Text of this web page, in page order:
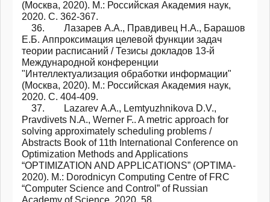
(Москва, 2020). М.: Российская Академия наук,
2020. С. 362-367.
36. Лазарев А.А., Правдивец Н.А., Барашов
Е.Б. Аппроксимация целевой функции задач
теории расписаний / Тезисы докладов 13-й
Международной конференции
"Интеллектуализация обработки информации"
(Москва, 2020). М.: Российская Академия наук,
2020. С. 404-409.
37. Lazarev А.А., Lemtyuzhnikova D.V.,
Pravdivets N.A., Werner F.. A metric approach for
solving approximately scheduling problems /
Abstracts Book of 11th International Conference on
Optimization Methods and Applications
“OPTIMIZATION AND APPLICATIONS” (OPTIMA-
2020). М.: Dorodnicyn Computing Centre of FRC
“Computer Science and Control” of Russian
Academy of Science, 2020. 58.